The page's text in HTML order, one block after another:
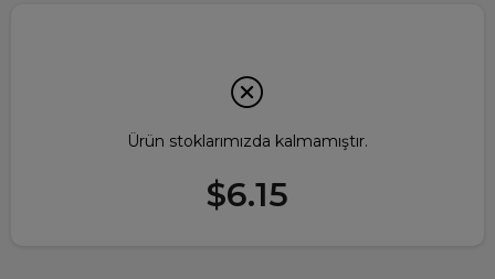
Ürün stoklarımızda kalmamıştır.
$6.15